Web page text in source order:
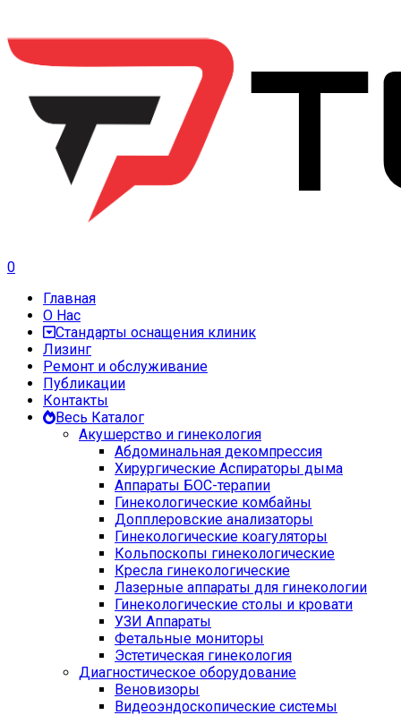
0
Главная
О Нас
Стандарты оснащения клиник
Лизинг
Ремонт и обслуживание
Публикации
Контакты
Весь Каталог
Акушерство и гинекология
Абдоминальная декомпрессия
Хирургические Аспираторы дыма
Аппараты БОС-терапии
Гинекологические комбайны
Допплеровские анализаторы
Гинекологические коагуляторы
Кольпоскопы гинекологические
Кресла гинекологические
Лазерные аппараты для гинекологии
Гинекологические столы и кровати
УЗИ Аппараты
Фетальные мониторы
Эстетическая гинекология
Диагностическое оборудование
Веновизоры
Видеоэндоскопические системы